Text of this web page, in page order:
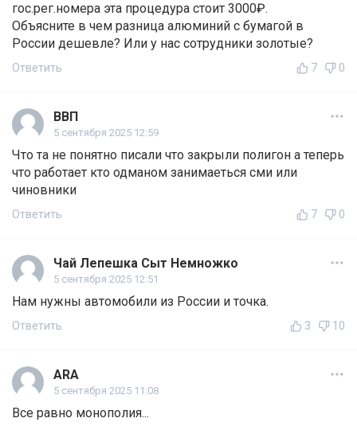
гос.рег.номера эта процедура стоит 3000₽.
Объясните в чем разница алюминий с бумагой в
России дешевле? Или у нас сотрудники золотые?
Ответить 7 0
ВВП
5 сентября 2025 12:59
Что та не понятно писали что закрыли полигон а теперь
что работает кто одманом занимаеться сми или
чиновники
Ответить 7 0
Чай Лепешка Сыт Немножко
5 сентября 2025 12:51
Нам нужны автомобили из России и точка.
Ответить 3 10
ARA
5 сентября 2025 11:08
Все равно монополия...